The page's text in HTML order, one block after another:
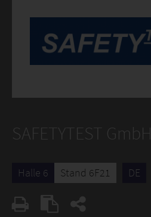
SAFETYTEST GmbH
Halle 6 Stand 6F21 DE